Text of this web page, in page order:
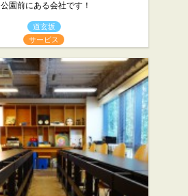
公園前にある会社です！
道玄坂
サービス